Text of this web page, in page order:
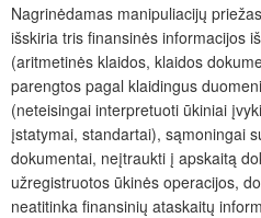
Nagrinėdamas manipuliacijų
išskiria tris finansinės informacijos
(aritmetinės klaidos, klaidos
parengtos pagal klaidingus
(neteisingai interpretuoti ūkiniai
įstatymai, standartai), sąmoningai
dokumentai, neįtraukti į apskaitą
užregistruotos ūkinės operacijos,
neatitinka finansinių ataskaitų